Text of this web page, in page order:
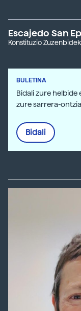
Escajedo San
Konstituzio
BULETINA
Bidali zure
zure sarrera-
Bidali